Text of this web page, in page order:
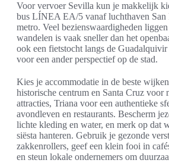
Voor vervoer Sevilla kun je makkelijk
bus LÍNEA EA/5 vanaf luchthaven San
metro. Veel bezienswaardigheden
wandelen is vaak sneller dan het
ook een fietstocht langs de
voor een ander perspectief op de stad.
Kies je accommodatie in de beste
historische centrum en Santa Cruz voor
attracties, Triana voor een authentieke
avondleven en restaurants. Bescherm
lichte kleding en water, en merk op dat
siësta hanteren. Gebruik je gezonde
zakkenrollers, geef een klein fooi in
en steun lokale ondernemers om